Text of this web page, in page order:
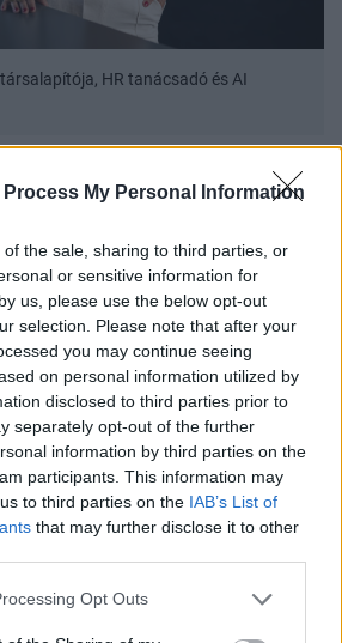
Process My Personal Information
the sale, sharing to third parties, or
or sensitive information for
us, please use the below opt-out
selection. Please note that after your
you may continue seeing
on personal information utilized by
disclosed to third parties prior to
separately opt-out of the further
information by third parties on the
participants. This information may
to third parties on the IAB’s List of
that may further disclose it to other
Opt Outs
HR tanácsadó és AI
el a jó jelölt a piacról
néz ki, hogy a jelöltek az
kérdéseire, valamint a
tesztekre és szituációs
a mesterséges
majd ezek alapján rangsort állít
fős jelentkezői körből néhány
az a top 5–10 jelölt, akiket
is meghallgatni.
hatékonyságnövekedést